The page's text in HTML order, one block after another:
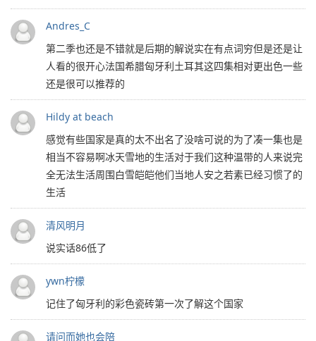
Andres_C
第二季也还是不错就是后期的解说实在有点词穷但是还是让
人看的很开心法国希腊匈牙利土耳其这四集相对更出色一些
还是很可以推荐的
Hildy at beach
感觉有些国家是真的太不出名了没啥可说的为了凑一集也是
相当不容易啊冰天雪地的生活对于我们这种温带的人来说完
全无法生活周围白雪皑皑他们当地人安之若素已经习惯了的
生活
清风明月
说实话86低了
ywn柠檬
记住了匈牙利的彩色瓷砖第一次了解这个国家
请问而她也会陪